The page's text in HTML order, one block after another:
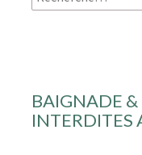
:
BAIGNADE
INTERDITES